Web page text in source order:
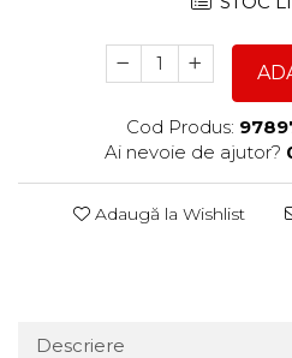
Cod Produs:
Ai nevoie de ajutor?
Adaugă la Wishlist
Descriere